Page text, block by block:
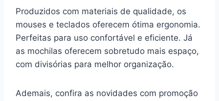
Produzidos com materiais de qualidade, os
mouses e teclados oferecem ótima ergonomia.
Perfeitas para uso confortável e eficiente. Já
as mochilas oferecem sobretudo mais espaço,
com divisórias para melhor organização.
Ademais, confira as novidades com promoção